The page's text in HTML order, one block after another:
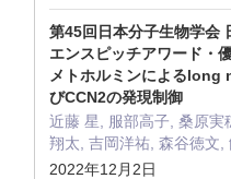
第45回日本分子生物学会
エンスピッチアワード・
メトホルミンによる
びCCN2の発現制御
近藤 星, 服部高子, 桑原
翔太, 吉岡洋祐, 森谷徳文,
2022年12月2日